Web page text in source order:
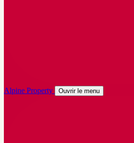
Alpine Property Ouvrir le menu